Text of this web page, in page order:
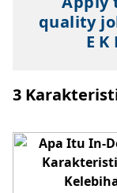
quality
E K
3